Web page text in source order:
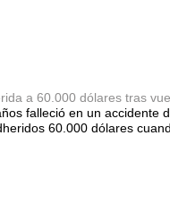
a 60.000 dólares tras
falleció en un accidente
60.000 dólares